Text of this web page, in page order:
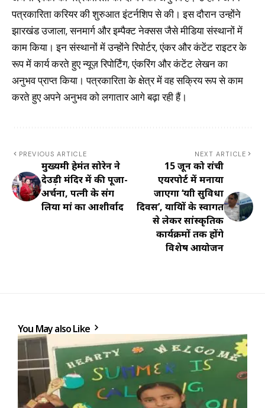
पत्रकारिता करियर की शुरुआत इंटर्नशिप से की। इस दौरान उन्होंने
झारखंड उजाला, सनमार्ग और इम्पैक्ट नेक्सस जैसे मीडिया संस्थानों में
काम किया। इन संस्थानों में उन्होंने रिपोर्टर, एंकर और कंटेंट राइटर के
रूप में कार्य करते हुए न्यूज़ रिपोर्टिंग, एंकरिंग और कंटेंट लेखन का
अनुभव प्राप्त किया। पत्रकारिता के क्षेत्र में वह सक्रिय रूप से काम
करते हुए अपने अनुभव को लगातार आगे बढ़ा रही हैं।
PREVIOUS ARTICLE
मुख्यमंत्री हेमंत सोरेन ने
देउड़ी मंदिर में की पूजा-
अर्चना, पत्नी के संग
लिया मां का आशीर्वाद
NEXT ARTICLE
15 जून को रांची
एयरपोर्ट में मनाया
जाएगा ‘यात्री सुविधा
दिवस’, यात्रियों के स्वागत
से लेकर सांस्कृतिक
कार्यक्रमों तक होंगे
विशेष आयोजन
You May also Like